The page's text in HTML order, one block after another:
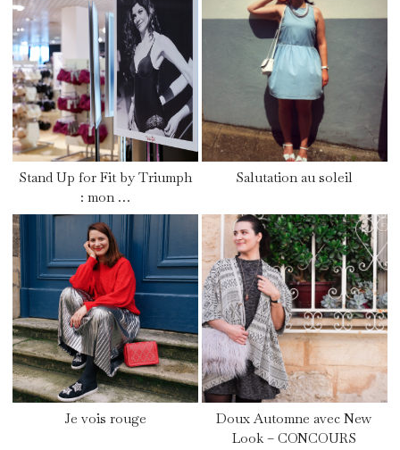
Stand Up for Fit by Triumph
: mon …
Salutation au soleil
Je vois rouge
Doux Automne avec New
Look – CONCOURS